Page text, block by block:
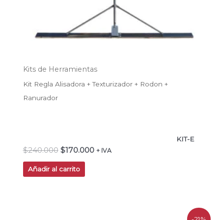
Kits de Herramientas
Kit Regla Alisadora + Texturizador + Rodon +
Ranurador
KIT-E
$240.000 $170.000 + IVA
Añadir al carrito